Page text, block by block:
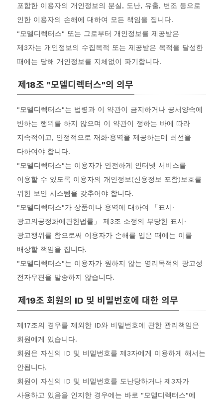
포함한 이용자의 개인정보의 분실, 도난, 유출, 변조 등으로
인한 이용자의 손해에 대하여 모든 책임을 집니다.
"모델디렉터스" 또는 그로부터 개인정보를 제공받은
제3자는 개인정보의 수집목적 또는 제공받은 목적을 달성한
때에는 당해 개인정보를 지체없이 파기합니다.
제18조 "모델디렉터스"의 의무
"모델디렉터스"는 법령과 이 약관이 금지하거나 공서양속에
반하는 행위를 하지 않으며 이 약관이 정하는 바에 따라
지속적이고, 안정적으로 재화·용역을 제공하는데 최선을
다하여야 합니다.
"모델디렉터스"는 이용자가 안전하게 인터넷 서비스를
이용할 수 있도록 이용자의 개인정보(신용정보 포함)보호를
위한 보안 시스템을 갖추어야 합니다.
"모델디렉터스"가 상품이나 용역에 대하여 「표시·
광고의공정화에관한법률」 제3조 소정의 부당한 표시·
광고행위를 함으로써 이용자가 손해를 입은 때에는 이를
배상할 책임을 집니다.
"모델디렉터스"는 이용자가 원하지 않는 영리목적의 광고성
전자우편을 발송하지 않습니다.
제19조 회원의 ID 및 비밀번호에 대한 의무
제17조의 경우를 제외한 ID와 비밀번호에 관한 관리책임은
회원에게 있습니다.
회원은 자신의 ID 및 비밀번호를 제3자에게 이용하게 해서는
안됩니다.
회원이 자신의 ID 및 비밀번호를 도난당하거나 제3자가
사용하고 있음을 인지한 경우에는 바로 "모델디렉터스"에